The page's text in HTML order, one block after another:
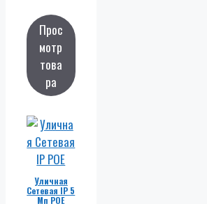
Прос
мотр
това
ра
Уличная
Сетевая IP 5
Мп POE